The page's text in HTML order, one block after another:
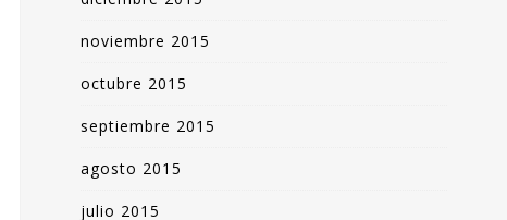
noviembre 2015
octubre 2015
septiembre 2015
agosto 2015
julio 2015